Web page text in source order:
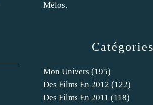
Catégories
Mon Univers (195)
Des Films En 2012 (122)
Des Films En 2011 (118)
Mélos.